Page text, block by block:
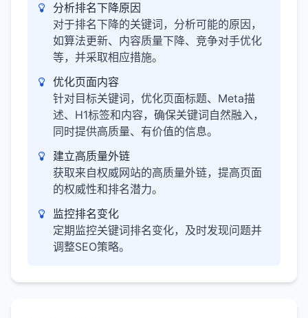
分析排名下降原因
对于排名下降的关键词，分析可能的原因，
如算法更新、内容质量下降、竞争对手优化
等，并采取相应措施。
优化页面内容
针对目标关键词，优化页面标题、Meta描
述、H1标签和内容，确保关键词自然融入，
同时提供高质量、有价值的信息。
建立高质量外链
获取来自权威网站的高质量外链，提高页面
的权威性和排名潜力。
监控排名变化
定期监控关键词排名变化，及时发现问题并
调整SEO策略。